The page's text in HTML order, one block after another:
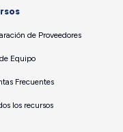
de Proveedores
Equipo
Frecuentes
los recursos